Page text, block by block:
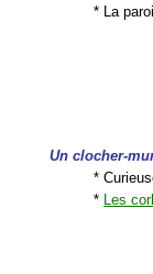
* La
Un clocher-
*
* Les